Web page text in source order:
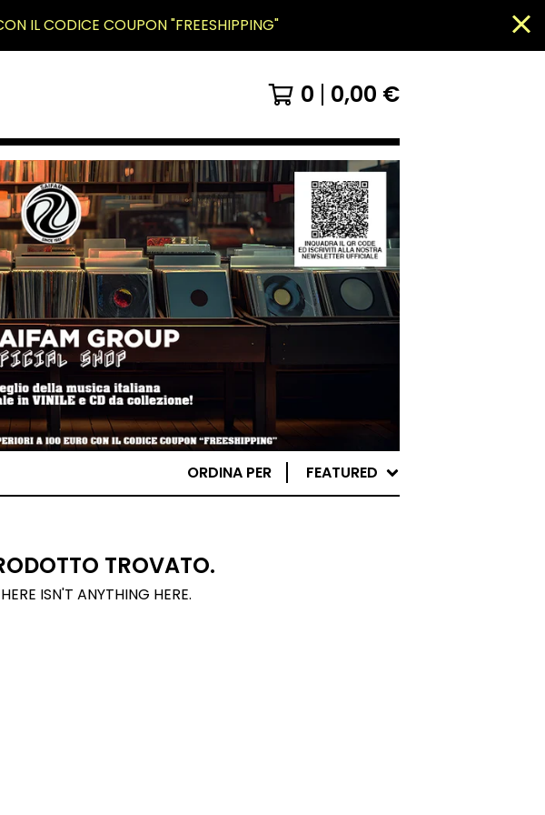
IL CODICE COUPON "FREESHIPPING"
0 0,00 €
ORDINA PER FEATURED
TROVATO.
ISN'T ANYTHING HERE.